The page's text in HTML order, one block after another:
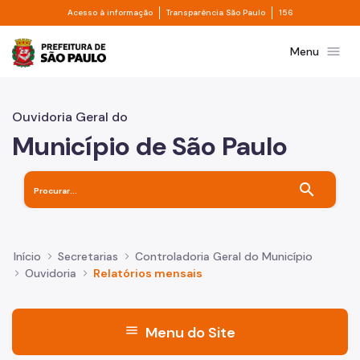
Pular para o Conteúdo principal
Acesso à informação Divisor de acesso à informação
Transparência São Paulo Divisor de
156
Prefeitura de São PauloMenu menu
Ouvidoria Geral do
Município de São Paulo
search
Início Secretarias
Controladoria Geral do Município
Ouvidoria
Relatórios mensais
menu Menu do Site